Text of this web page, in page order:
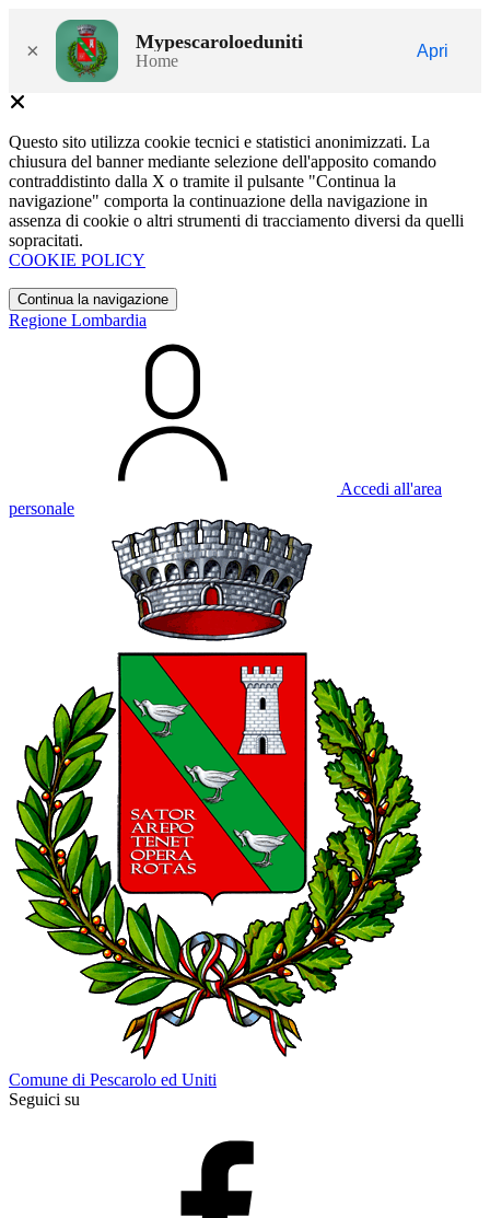
× Mypescaroloeduniti
Home
Apri
Questo sito utilizza cookie tecnici e statistici anonimizzati. La
chiusura del banner mediante selezione dell'apposito comando
contraddistinto dalla X o tramite il pulsante "Continua la
navigazione" comporta la continuazione della navigazione in
assenza di cookie o altri strumenti di tracciamento diversi da quelli
sopracitati.
COOKIE POLICY
Continua la navigazione
Regione Lombardia
Accedi all'area
personale
Comune di Pescarolo ed Uniti
Seguici su